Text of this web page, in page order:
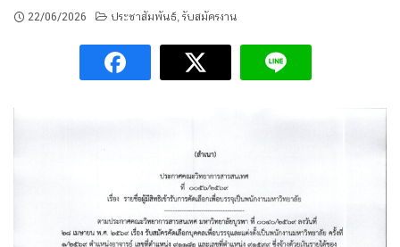
22/06/2026 ประชาสัมพันธ์, รับสมัครงาน